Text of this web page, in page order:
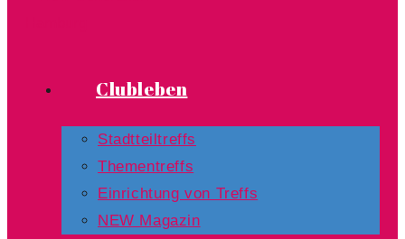
Clubleben
Stadtteiltreffs
Thementreffs
Einrichtung von Treffs​
NEW Magazin